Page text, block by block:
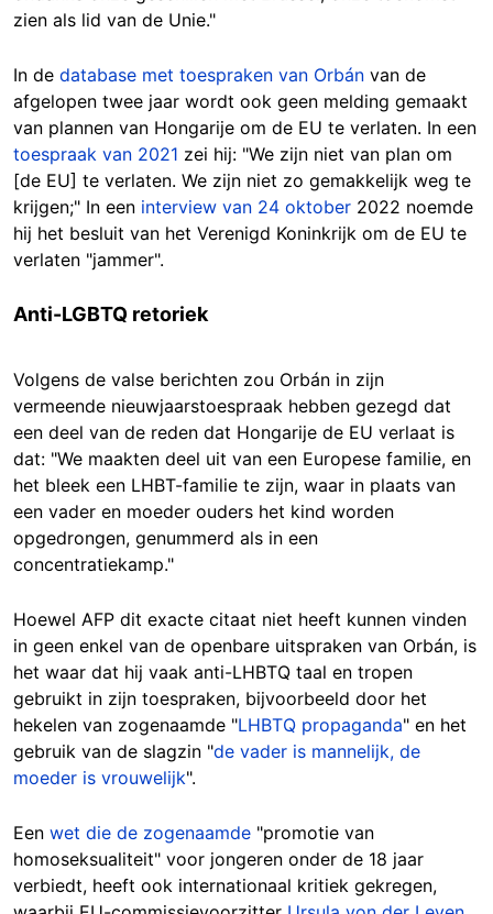
zien als lid van de Unie."
In de database met toespraken van Orbán van de
afgelopen twee jaar wordt ook geen melding gemaakt
van plannen van Hongarije om de EU te verlaten. In een
toespraak van 2021 zei hij: "We zijn niet van plan om
[de EU] te verlaten. We zijn niet zo gemakkelijk weg te
krijgen;" In een interview van 24 oktober 2022 noemde
hij het besluit van het Verenigd Koninkrijk om de EU te
verlaten "jammer".
Anti-LGBTQ retoriek
Volgens de valse berichten zou Orbán in zijn
vermeende nieuwjaarstoespraak hebben gezegd dat
een deel van de reden dat Hongarije de EU verlaat is
dat: "We maakten deel uit van een Europese familie, en
het bleek een LHBT-familie te zijn, waar in plaats van
een vader en moeder ouders het kind worden
opgedrongen, genummerd als in een
concentratiekamp."
Hoewel AFP dit exacte citaat niet heeft kunnen vinden
in geen enkel van de openbare uitspraken van Orbán, is
het waar dat hij vaak anti-LHBTQ taal en tropen
gebruikt in zijn toespraken, bijvoorbeeld door het
hekelen van zogenaamde "LHBTQ propaganda" en het
gebruik van de slagzin "de vader is mannelijk, de
moeder is vrouwelijk".
Een wet die de zogenaamde "promotie van
homoseksualiteit" voor jongeren onder de 18 jaar
verbiedt, heeft ook internationaal kritiek gekregen,